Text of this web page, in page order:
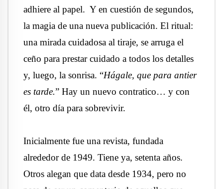
adhiere al papel. Y en cuestión de segundos,
la magia de una nueva publicación. El ritual:
una mirada cuidadosa al tiraje, se arruga el
ceño para prestar cuidado a todos los detalles
y, luego, la sonrisa. “Hágale, que para antier
es tarde.” Hay un nuevo contratico… y con
él, otro día para sobrevivir.
Inicialmente fue una revista, fundada
alrededor de 1949. Tiene ya, setenta años.
Otros alegan que data desde 1934, pero no